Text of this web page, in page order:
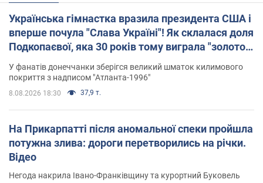
Українська гімнастка вразила президента США і
вперше почула "Слава Україні"! Як склалася доля
Подкопаєвої, яка 30 років тому виграла "золото"
Олімпіади
У фанатів донеччанки зберігся великий шматок килимового
покриття з надписом "Атланта-1996"
8.08.2026 18:30 37,9 т.
На Прикарпатті після аномальної спеки пройшла
потужна злива: дороги перетворились на річки.
Відео
Негода накрила Івано-Франківщину та курортний Буковель